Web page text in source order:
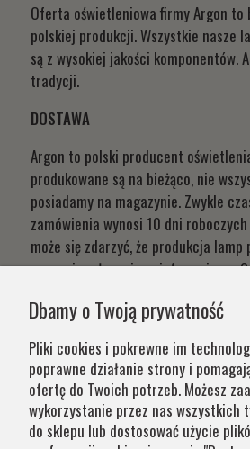
Oferta oświetleniowa firmy Argon to
polskiej produkcji. Wszystkie nasze
są z wysokiej jakości komponentów.
tradycji.
DOSTAWA
Argon to polski producent
produkowane są na bieżąco, nie
posiadamy na magazynie. Zwykle
zamówienia wynosi 10 dni
może się zdarzyć, że produkcja lamp
czym niezwłocznie poinformujemy.
chęci zapewnienia jak najwyższej
na zamówienie jest zaznaczony w
nasze lampy warto czasem poczekać.
Dbamy o Twoją prywatność
Pliki cookies i pokrewne im
poprawne działanie strony i
ofertę do Twoich potrzeb. Możesz
wykorzystanie przez nas wszystkich
do sklepu lub dostosować użycie